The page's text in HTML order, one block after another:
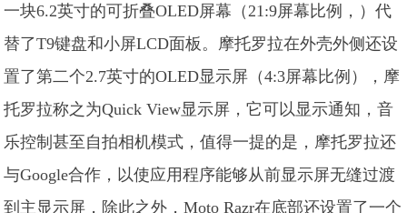
一块6.2英寸的可折叠OLED屏幕（21:9屏幕比例，）代
替了T9键盘和小屏LCD面板。摩托罗拉在外壳外侧还设
置了第二个2.7英寸的OLED显示屏（4:3屏幕比例），摩
托罗拉称之为Quick View显示屏，它可以显示通知，音
乐控制甚至自拍相机模式，值得一提的是，摩托罗拉还
与Google合作，以使应用程序能够从前显示屏无缝过渡
到主显示屏，除此之外，Moto Razr在底部还设置了一个